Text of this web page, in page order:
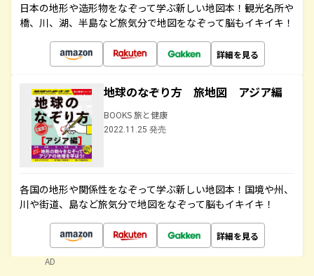
日本の地形や造形物をなぞって学ぶ新しい地図本！観光名所や
橋、川、湖、半島など旅気分で地図をなぞって脳もイキイキ！
詳細を見る
地球のなぞり方 旅地図 アジア編
BOOKS 旅と健康
2022.11.25 発売
各国の地形や関係性をなぞって学ぶ新しい地図本！国境や州、
川や街道、島など旅気分で地図をなぞって脳もイキイキ！
詳細を見る
AD